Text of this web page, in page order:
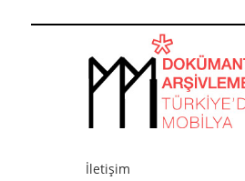
İletişim